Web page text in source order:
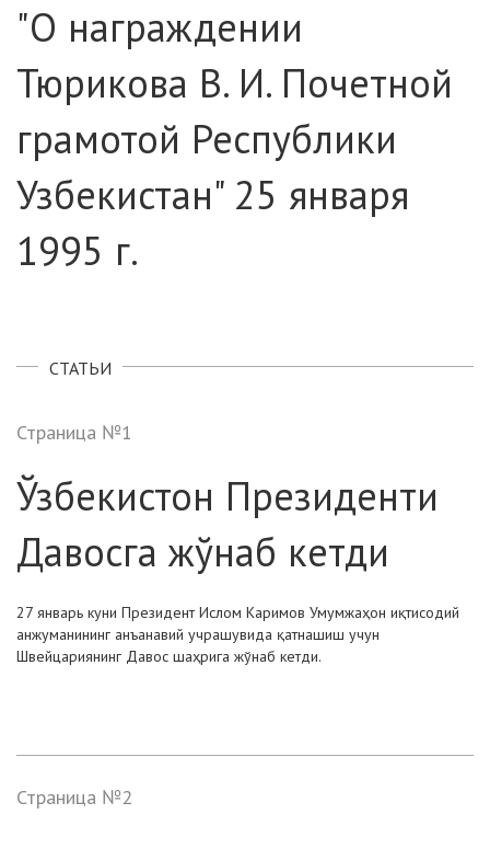
"О награждении
Тюрикова В. И. Почетной
грамотой Республики
Узбекистан" 25 января
1995 г.
СТАТЬИ
Страница №1
Ўзбекистон Президенти
Давосга жўнаб кетди
27 январь куни Президент Ислом Каримов Умумжаҳон иқтисодий
анжуманининг анъанавий учрашувида қатнашиш учун
Швейцариянинг Давос шаҳрига жўнаб кетди.
Страница №2